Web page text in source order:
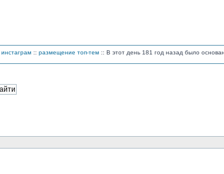
инстаграм :: размещение топ-тем :: В этот день 181 год назад было